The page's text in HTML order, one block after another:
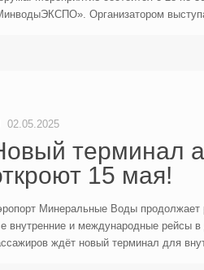
Организатором
02.05.2025
терминал
15 мая!
Минеральные Воды продолжает
внутренние и международные рейсы
ждёт новый терминал для